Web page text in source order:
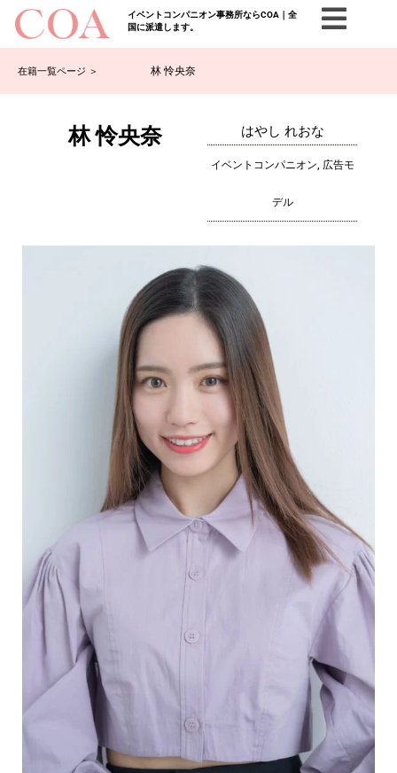
イベントコンパニオン事務所ならCOA｜全
国に派遣します。
在籍一覧ページ ＞ 林 怜央奈
林 怜央奈 はやし れおな
イベントコンパニオン, 広告モ
デル